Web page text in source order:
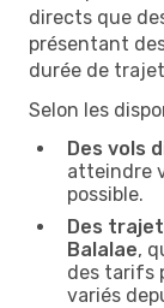
directs que
présentant
durée de
Selon les
Des vols
atteindre
possible.
Des
Balalae,
des tarifs
variés